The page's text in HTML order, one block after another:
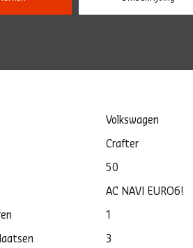
Volkswagen
Crafter
50
AC NAVI EURO6!
1
3